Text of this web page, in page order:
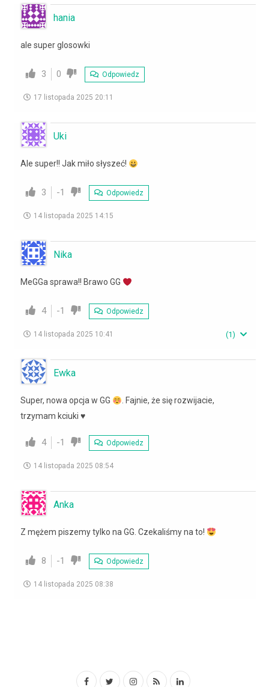
hania
ale super glosowki
3 0 Odpowiedz
17 listopada 2025 20:11
Uki
Ale super!! Jak miło słyszeć!
3 -1 Odpowiedz
14 listopada 2025 14:15
Nika
MeGGa sprawa!! Brawo GG
4 -1 Odpowiedz
14 listopada 2025 10:41 (1)
Ewka
Super, nowa opcja w GG
. Fajnie, że się rozwijacie,
trzymam kciuki ♥️
4 -1 Odpowiedz
14 listopada 2025 08:54
Anka
Z mężem piszemy tylko na GG. Czekaliśmy na to!
8 -1 Odpowiedz
14 listopada 2025 08:38
F I R L